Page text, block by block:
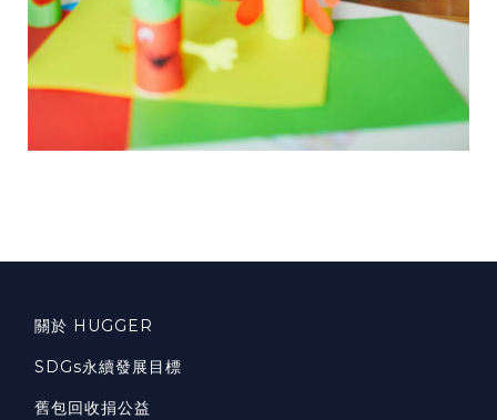
關於 HUGGER
SDGs永續發展目標
舊包回收捐公益